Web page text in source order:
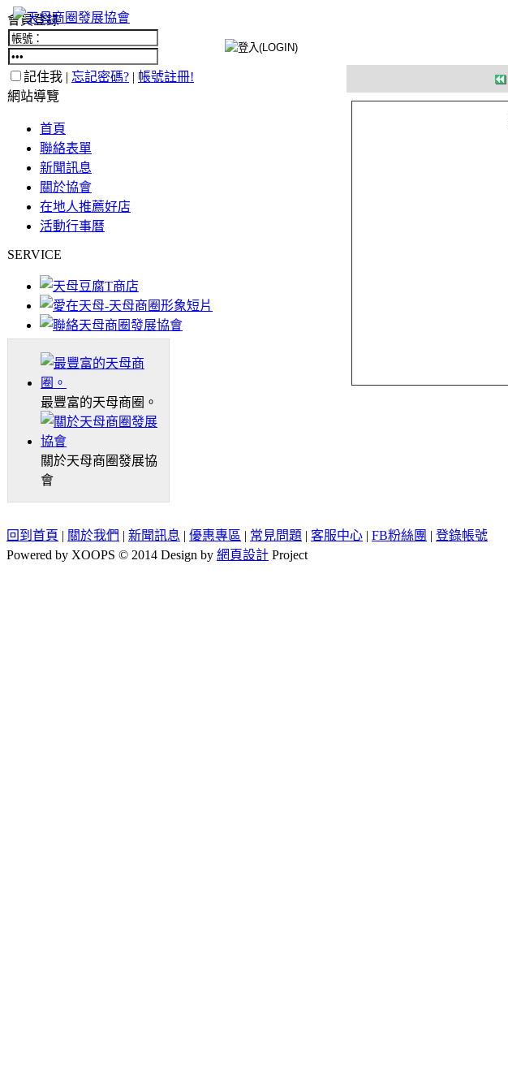
會員登錄
記住我 | 忘記密碼? | 帳號註冊!
網站導覽
首頁
聯絡表單
新聞訊息
關於協會
在地人推薦好店
活動行事曆
SERVICE
最豐富的天母商圈。
關於天母商圈發展協
會
回到首頁 | 關於我們 | 新聞訊息 | 優惠專區 | 常見問題 | 客服中心 | FB粉絲團 | 登錄帳號
Powered by XOOPS © 2014 Design by 網頁設計 Project